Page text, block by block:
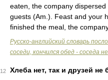
eaten, the company dispersed
guests (Am. ). Feast and your
finished the meal, the
Русско-английский словарь
соседи, кончился обед - соседа
12
Хлеба нет, так и друзей не